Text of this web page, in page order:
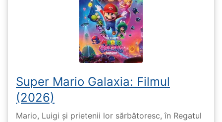
Super Mario Galaxia: Filmul
(2026)
Mario, Luigi și prietenii lor sărbătoresc, în Regatul